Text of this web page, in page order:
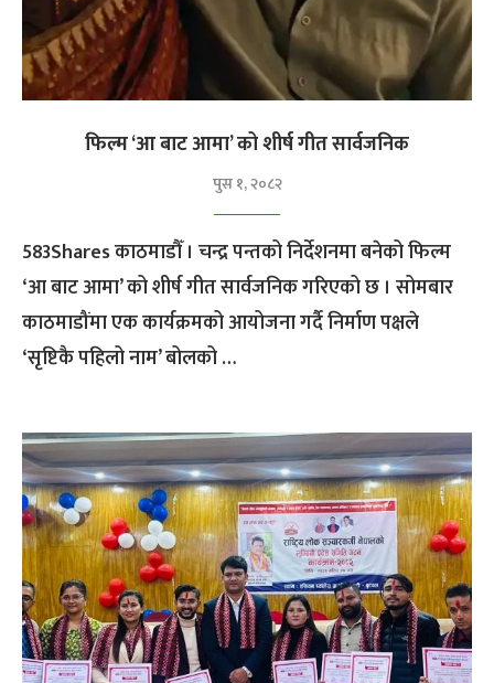
फिल्म ‘आ बाट आमा’ को शीर्ष गीत सार्वजनिक
पुस १, २०८२
583Shares काठमाडौँ । चन्द्र पन्तको निर्देशनमा बनेको फिल्म
‘आ बाट आमा’ को शीर्ष गीत सार्वजनिक गरिएको छ । सोमबार
काठमाडौंमा एक कार्यक्रमको आयोजना गर्दै निर्माण पक्षले
‘सृष्टिकै पहिलो नाम’ बोलको …